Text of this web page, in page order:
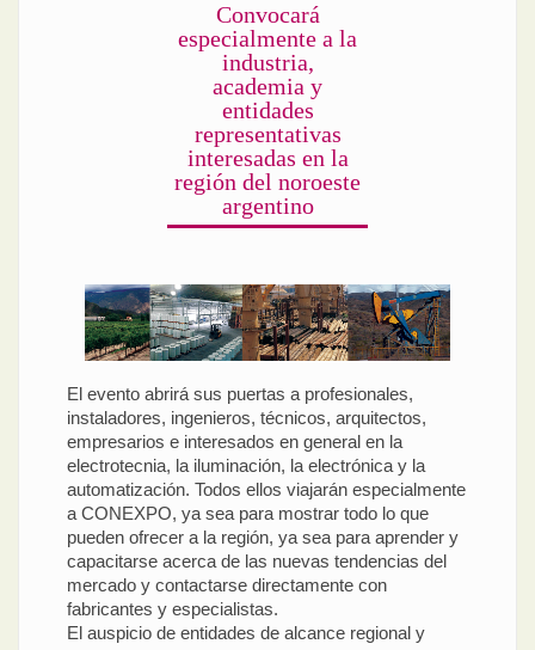
Convocará
especialmente a la
industria,
academia y
entidades
representativas
interesadas en la
región del noroeste
argentino
El evento abrirá sus puertas a profesionales,
instaladores, ingenieros, técnicos, arquitectos,
empresarios e interesados en general en la
electrotecnia, la iluminación, la electrónica y la
automatización. Todos ellos viajarán especialmente
a CONEXPO, ya sea para mostrar todo lo que
pueden ofrecer a la región, ya sea para aprender y
capacitarse acerca de las nuevas tendencias del
mercado y contactarse directamente con
fabricantes y especialistas.
El auspicio de entidades de alcance regional y